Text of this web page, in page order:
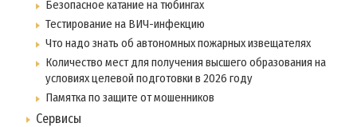
Безопасное катание на тюбингах
Тестирование на ВИЧ-инфекцию
Что надо знать об автономных пожарных извещателях
Количество мест для получения высшего образования на
условиях целевой подготовки в 2026 году
Памятка по защите от мошенников
Сервисы